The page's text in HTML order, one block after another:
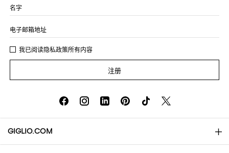
名字
电子邮箱地址
我已阅读隐私政策所有内容
注册
GIGLIO.COM